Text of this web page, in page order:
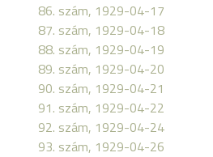
86. szám, 1929-04-17
87. szám, 1929-04-18
88. szám, 1929-04-19
89. szám, 1929-04-20
90. szám, 1929-04-21
91. szám, 1929-04-22
92. szám, 1929-04-24
93. szám, 1929-04-26